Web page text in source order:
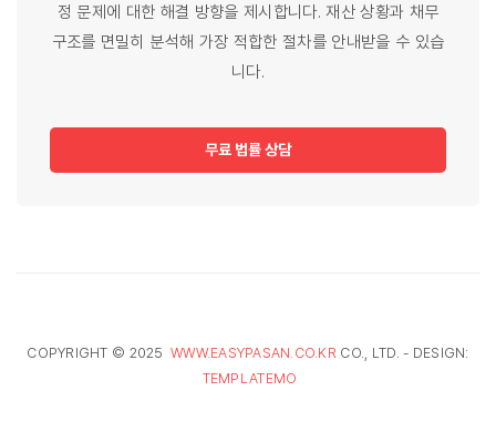
정 문제에 대한 해결 방향을 제시합니다. 재산 상황과 채무
구조를 면밀히 분석해 가장 적합한 절차를 안내받을 수 있습
니다.
무료 법률 상담
COPYRIGHT © 2025 WWW.EASYPASAN.CO.KR CO., LTD. - DESIGN:
TEMPLATEMO